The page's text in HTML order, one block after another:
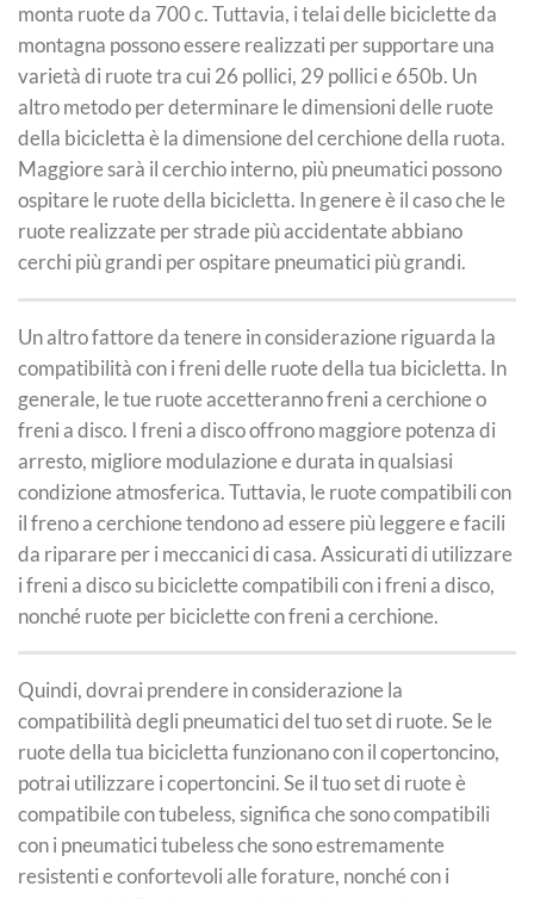
monta ruote da 700 c. Tuttavia, i telai delle biciclette da
montagna possono essere realizzati per supportare una
varietà di ruote tra cui 26 pollici, 29 pollici e 650b. Un
altro metodo per determinare le dimensioni delle ruote
della bicicletta è la dimensione del cerchione della ruota.
Maggiore sarà il cerchio interno, più pneumatici possono
ospitare le ruote della bicicletta. In genere è il caso che le
ruote realizzate per strade più accidentate abbiano
cerchi più grandi per ospitare pneumatici più grandi.
Un altro fattore da tenere in considerazione riguarda la
compatibilità con i freni delle ruote della tua bicicletta. In
generale, le tue ruote accetteranno freni a cerchione o
freni a disco. I freni a disco offrono maggiore potenza di
arresto, migliore modulazione e durata in qualsiasi
condizione atmosferica. Tuttavia, le ruote compatibili con
il freno a cerchione tendono ad essere più leggere e facili
da riparare per i meccanici di casa. Assicurati di utilizzare
i freni a disco su biciclette compatibili con i freni a disco,
nonché ruote per biciclette con freni a cerchione.
Quindi, dovrai prendere in considerazione la
compatibilità degli pneumatici del tuo set di ruote. Se le
ruote della tua bicicletta funzionano con il copertoncino,
potrai utilizzare i copertoncini. Se il tuo set di ruote è
compatibile con tubeless, significa che sono compatibili
con i pneumatici tubeless che sono estremamente
resistenti e confortevoli alle forature, nonché con i